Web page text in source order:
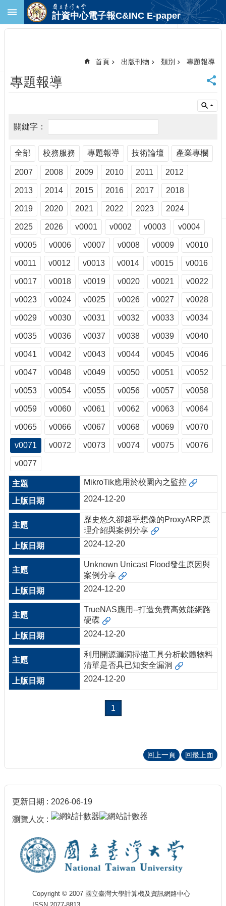
跳到主要內容區塊
首
頁
首
計
中
首
頁
聯
絡
資
訊
訂
閱/
取
消
網
站
導
覽
最
新
消
息
關
於
我
們
出
版
刊
物
校
務
服
務
專
題
報
導
技
術
論
壇
產
業
欄
計資中心電子報C&INC E-paper
首頁 出版刊物 類別 專題報導
專題報導
全部 校務服務 專題報導 技術論壇 產業專欄
2007 2008 2009 2010 2011 2012
2013 2014 2015 2016 2017 2018
2019 2020 2021 2022 2023 2024
2025 2026 v0001 v0002 v0003 v0004
v0005 v0006 v0007 v0008 v0009 v0010
v0011 v0012 v0013 v0014 v0015 v0016
v0017 v0018 v0019 v0020 v0021 v0022
v0023 v0024 v0025 v0026 v0027 v0028
v0029 v0030 v0031 v0032 v0033 v0034
v0035 v0036 v0037 v0038 v0039 v0040
v0041 v0042 v0043 v0044 v0045 v0046
v0047 v0048 v0049 v0050 v0051 v0052
v0053 v0054 v0055 v0056 v0057 v0058
v0059 v0060 v0061 v0062 v0063 v0064
v0065 v0066 v0067 v0068 v0069 v0070
v0071 v0072 v0073 v0074 v0075 v0076
v0077
MikroTik應用於校園內之監控
2024-12-20
歷史悠久卻超乎想像的ProxyARP原
理介紹與案例分享
2024-12-20
Unknown Unicast Flood發生原因與
案例分享
2024-12-20
TrueNAS應用--打造免費高效能網路
硬碟
2024-12-20
利用開源漏洞掃描工具分析軟體物料
清單是否具已知安全漏洞
2024-12-20
1
回上一頁 回最上面
更新日期 2026-06-19
瀏覽人次
Copyright © 2007 國立臺灣大學計算機及資訊網路中心